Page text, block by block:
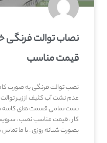
نصاب توالت فرنگی
قیمت مناسب
نصب توالت فرنگی به صورت
عدم نشت آب کثیف از زیر
تست تمامی قسمت های کاسه
کار ، قیمت مناسب نصب ،
بصورت شبانه روزی . با ما تماس